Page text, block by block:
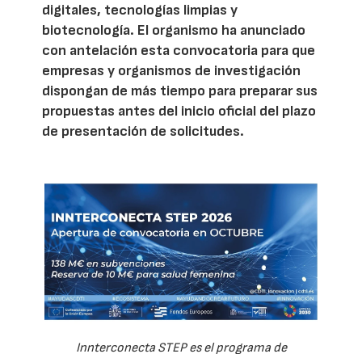
digitales, tecnologías limpias y
biotecnología. El organismo ha anunciado
con antelación esta convocatoria para que
empresas y organismos de investigación
dispongan de más tiempo para preparar sus
propuestas antes del inicio oficial del plazo
de presentación de solicitudes.
Innterconecta STEP es el programa de